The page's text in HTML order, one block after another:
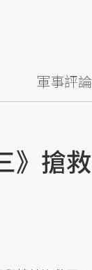
軍事評論
》搶